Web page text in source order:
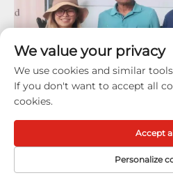
We value your privacy
We use cookies and similar
If you don't want to accept all
cookies.
Personalize
Accept